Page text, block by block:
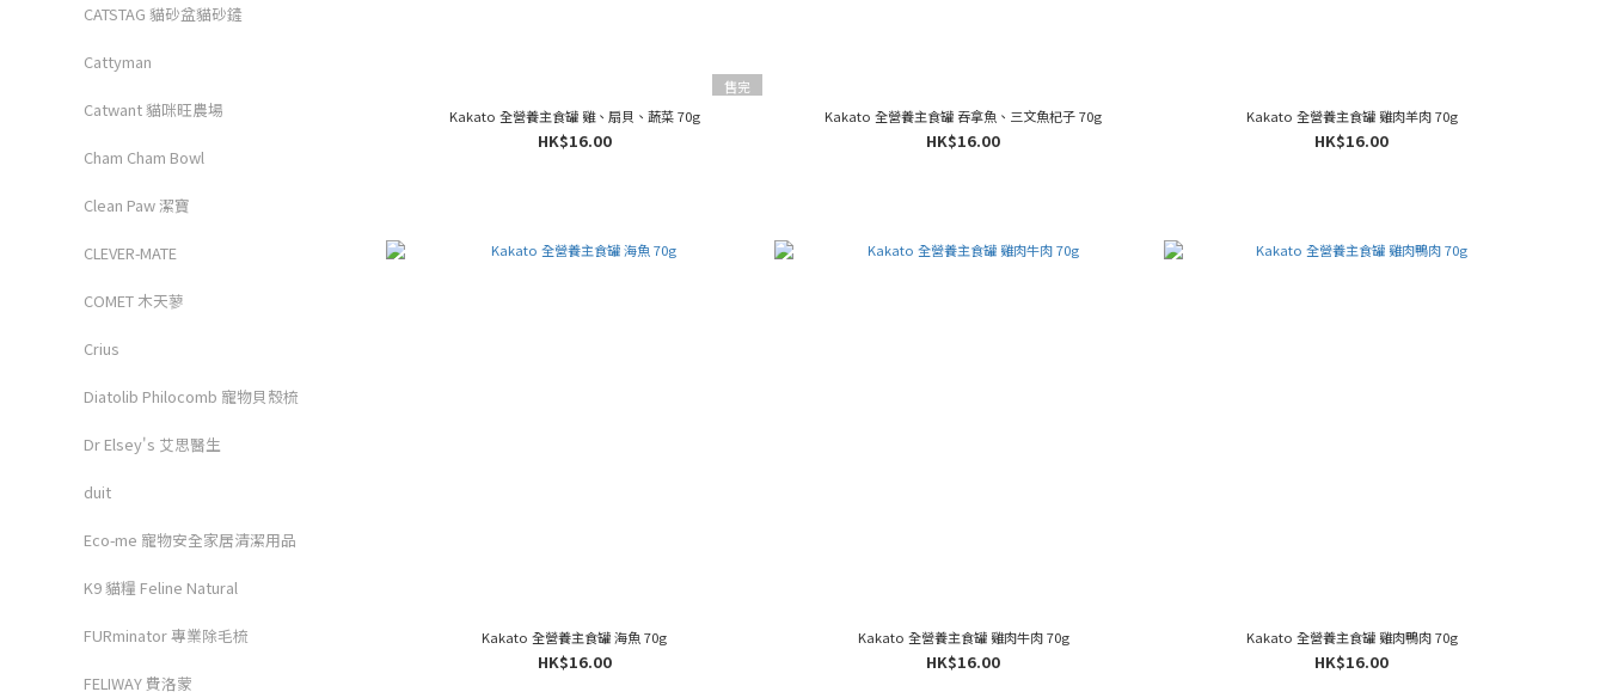
CATSTAG 貓砂盆貓砂鏟
Cattyman
Catwant 貓咪旺農場
Cham Cham Bowl
Clean Paw 潔寶
CLEVER-MATE
COMET 木天蓼
Crius
Diatolib Philocomb 寵物貝殼梳
Dr Elsey's 艾思醫生
duit
Eco-me 寵物安全家居清潔用品
K9 貓糧 Feline Natural
FURminator 專業除毛梳
FELIWAY 費洛蒙
售完
Kakato 全營養主食罐 雞、扇貝、蔬菜 70g
HK$16.00
Kakato 全營養主食罐 吞拿魚、三文魚杞子 70g
HK$16.00
Kakato 全營養主食罐 雞肉羊肉 70g
HK$16.00
Kakato 全營養主食罐 海魚 70g
HK$16.00
Kakato 全營養主食罐 雞肉牛肉 70g
HK$16.00
Kakato 全營養主食罐 雞肉鴨肉 70g
HK$16.00